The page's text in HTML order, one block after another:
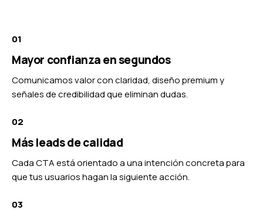
01
Mayor confianza en segundos
Comunicamos valor con claridad, diseño premium y
señales de credibilidad que eliminan dudas.
02
Más leads de calidad
Cada CTA está orientado a una intención concreta para
que tus usuarios hagan la siguiente acción.
03